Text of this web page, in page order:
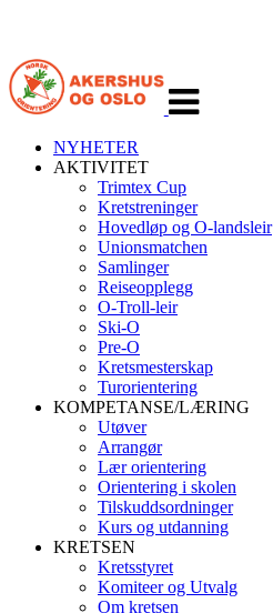
navigasjon
NYHETER
AKTIVITET
Trimtex Cup
Kretstreninger
Hovedløp og O-landsleir
Unionsmatchen
Samlinger
Reiseopplegg
O-Troll-leir
Ski-O
Pre-O
Kretsmesterskap
Turorientering
KOMPETANSE/LÆRING
Utøver
Arrangør
Lær orientering
Orientering i skolen
Tilskuddsordninger
Kurs og utdanning
KRETSEN
Kretsstyret
Komiteer og Utvalg
Om kretsen